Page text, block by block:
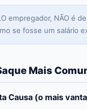
empregador, NÃO é
se fosse um salário
Mais
Causa (o mais